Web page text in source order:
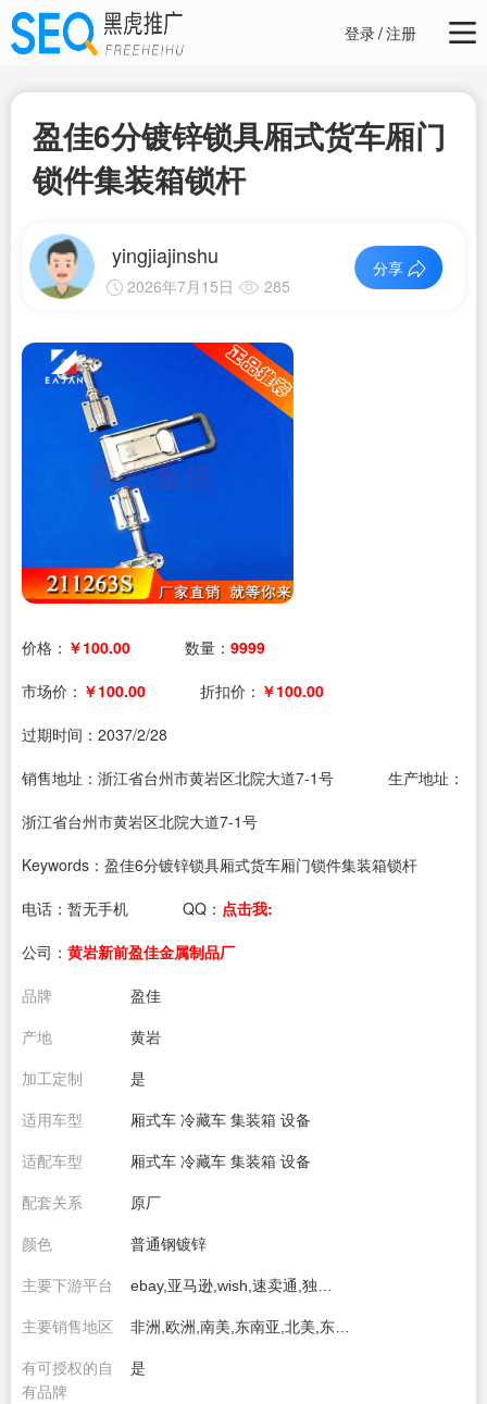
登录/注册
盈佳6分镀锌锁具厢式货车厢门
锁件集装箱锁杆
yingjiajinshu
2026年7月15日 285
分享
价格： ￥100.00 数量： 9999
市场价： ￥100.00 折扣价： ￥100.00
过期时间： 2037/2/28
销售地址：浙江省台州市黄岩区北院大道7-1号
生产地址：
浙江省台州市黄岩区北院大道7-1号
Keywords：盈佳6分镀锌锁具厢式货车厢门锁件集装箱锁杆
电话： 暂无手机 QQ： 点击我:
公司： 黄岩新前盈佳金属制品厂
品牌 盈佳
产地 黄岩
加工定制 是
适用车型 厢式车 冷藏车 集装箱 设备
适配车型 厢式车 冷藏车 集装箱 设备
配套关系 原厂
颜色 普通钢镀锌
主要下游平台
主要销售地区
有可授权的自
有品牌
是